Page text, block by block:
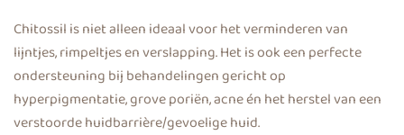
Chitossil is niet alleen ideaal voor het verminderen van
lijntjes, rimpeltjes en verslapping. Het is ook een perfecte
ondersteuning bij behandelingen gericht op
hyperpigmentatie, grove poriën, acne én het herstel van een
verstoorde huidbarrière/gevoelige huid.